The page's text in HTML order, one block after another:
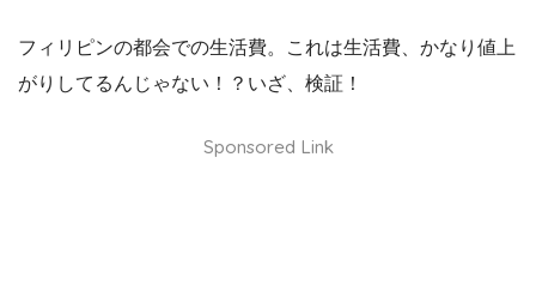
フィリピンの都会での生活費。これは生活費、かなり値上
がりしてるんじゃない！？いざ、検証！
Sponsored Link